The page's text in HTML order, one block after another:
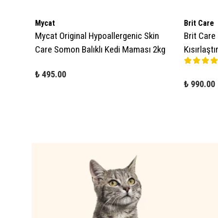
Mycat
Mycat Original Hypoallergenic Skin
Care Somon Balıklı Kedi Maması 2kg
₺ 495.00
Brit Care
Brit Care
₺ 990.00